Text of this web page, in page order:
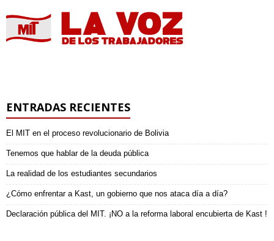
ENTRADAS RECIENTES
El MIT en el proceso revolucionario de Bolivia
Tenemos que hablar de la deuda pública
La realidad de los estudiantes secundarios
¿Cómo enfrentar a Kast, un gobierno que nos ataca día a día?
Declaración pública del MIT. ¡NO a la reforma laboral encubierta de Kast !